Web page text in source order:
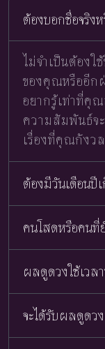
ต้องบอกชื่อจริง
ไม่จำเป็นต้อง
ของคุณหรืออีก
อยากรู้เท่าที่คุ
ความสัมพันธ์จ
เรื่องที่คุณกังว
ต้องมีวันเดือนปี
คนโสดหรือคนที่
ผลดูดวงใช้เวลา
จะได้รับผลดูดว